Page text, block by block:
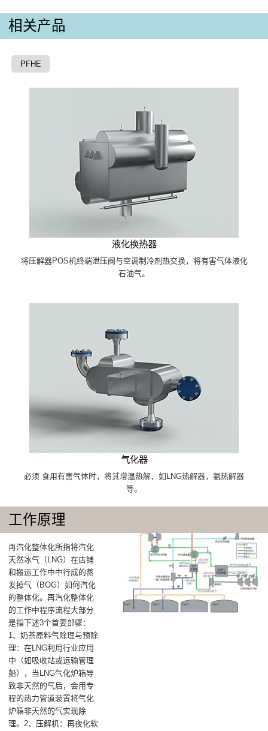
相关产品
PFHE
液化换热器
将压解器POS机终端泄压阀与空调制冷剂热交换，将有害气体液化
石油气。
气化器
必须 食用有害气体时，将其增温热解，如LNG热解器，氨热解器
等。
工作原理
再汽化整体化所指将汽化
天然冰气（LNG）在店铺
和搬运工作中中行成的蒸
发掉气（BOG）如何汽化
的整体化。再汽化整体化
的工作中程序流程大部分
是指下述3个首要部骤：
1、奶茶原料气除理与预除
理：在LNG利用行业应用
中（如吸收站或运输管理
船），当LNG气化炉箱导
致非天然的气后，会用专
程的热力管道装置将气化
炉箱非天然的气实现除
理。2、压解机：再夜化软